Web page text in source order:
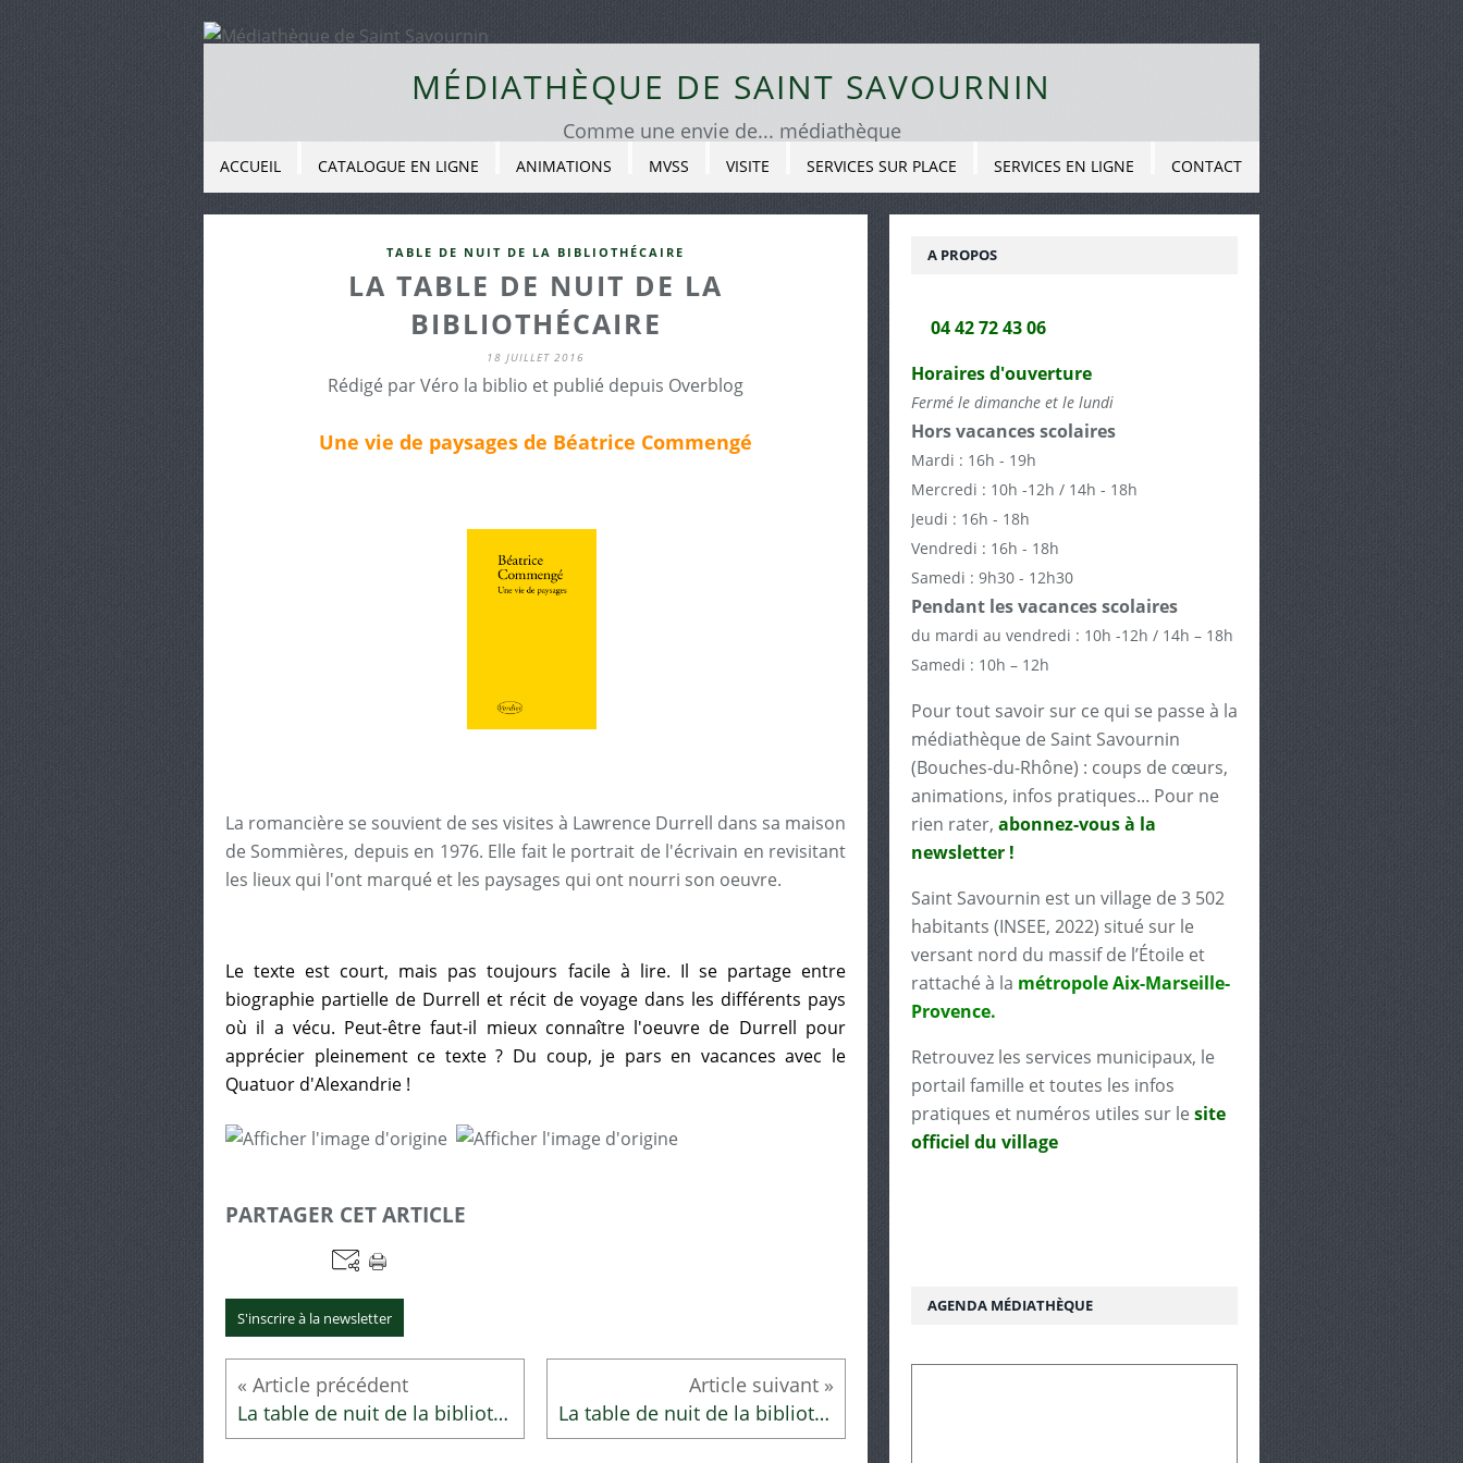
MÉDIATHÈQUE DE SAINT SAVOURNIN
Comme une envie de... médiathèque
ACCUEIL CATALOGUE EN LIGNE ANIMATIONS MVSS VISITE SERVICES SUR PLACE SERVICES EN LIGNE CONTACT
TABLE DE NUIT DE LA BIBLIOTHÉCAIRE
LA TABLE DE NUIT DE LA
BIBLIOTHÉCAIRE
18 JUILLET 2016
Rédigé par Véro la biblio et publié depuis Overblog
Une vie de paysages de Béatrice Commengé
La romancière se souvient de ses visites à Lawrence Durrell dans sa maison
de Sommières, depuis en 1976. Elle fait le portrait de l'écrivain en revisitant
les lieux qui l'ont marqué et les paysages qui ont nourri son oeuvre.
Le texte est court, mais pas toujours facile à lire. Il se partage entre
biographie partielle de Durrell et récit de voyage dans les différents pays
où il a vécu. Peut-être faut-il mieux connaître l'oeuvre de Durrell pour
apprécier pleinement ce texte ? Du coup, je pars en vacances avec le
Quatuor d'Alexandrie !
PARTAGER CET ARTICLE
S'inscrire à la newsletter
La table de nuit de la bibliothécaire La table de nuit de la bibliothécaire
A PROPOS
04 42 72 43 06
Horaires d'ouverture
Fermé le dimanche et le lundi
Hors vacances scolaires
Mardi : 16h - 19h
Mercredi : 10h -12h / 14h - 18h
Jeudi : 16h - 18h
Vendredi : 16h - 18h
Samedi : 9h30 - 12h30
Pendant les vacances scolaires
du mardi au vendredi : 10h -12h / 14h – 18h
Samedi : 10h – 12h
Pour tout savoir sur ce qui se passe à la
médiathèque de Saint Savournin
(Bouches-du-Rhône) : coups de cœurs,
animations, infos pratiques... Pour ne
rien rater, abonnez-vous à la
newsletter !
Saint Savournin est un village de 3 502
habitants (INSEE, 2022) situé sur le
versant nord du massif de l’Étoile et
rattaché à la métropole Aix-Marseille-
Provence.
Retrouvez les services municipaux, le
portail famille et toutes les infos
pratiques et numéros utiles sur le site
officiel du village
AGENDA MÉDIATHÈQUE